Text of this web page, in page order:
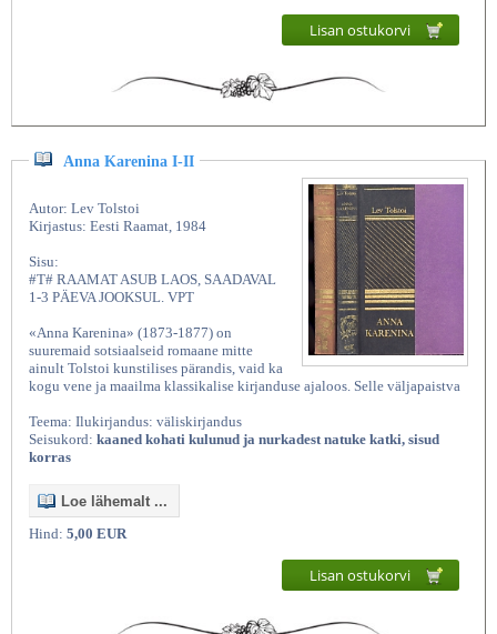
Lisan ostukorvi
Anna Karenina I-II
Autor: Lev Tolstoi
Kirjastus: Eesti Raamat, 1984
Sisu:
#T# RAAMAT ASUB LAOS, SAADAVAL
1-3 PÄEVA JOOKSUL. VPT
«Anna Karenina» (1873-1877) on
suuremaid sotsiaalseid romaane mitte
ainult Tolstoi kunstilises pärandis, vaid ka
kogu vene ja maailma klassikalise kirjanduse ajaloos. Selle väljapaistva
Teema: Ilukirjandus: väliskirjandus
Seisukord: kaaned kohati kulunud ja nurkadest natuke katki, sisud
korras
Loe lähemalt ...
Hind: 5,00 EUR
Lisan ostukorvi